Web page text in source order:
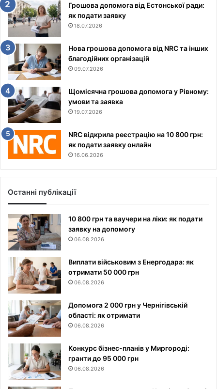
Грошова допомога від Естонської ради:
як подати заявку
18.07.2026
Нова грошова допомога від NRC та інших
благодійних організацій
09.07.2026
Щомісячна грошова допомога у Рівному:
умови та заявка
19.07.2026
NRC відкрила реєстрацію на 10 800 грн:
як подати заявку онлайн
16.06.2026
Останні публікації
10 800 грн та ваучери на ліки: як подати
заявку на допомогу
06.08.2026
Виплати військовим з Енергодара: як
отримати 50 000 грн
06.08.2026
Допомога 2 000 грн у Чернігівській
області: як отримати
06.08.2026
Конкурс бізнес-планів у Миргороді:
гранти до 95 000 грн
06.08.2026